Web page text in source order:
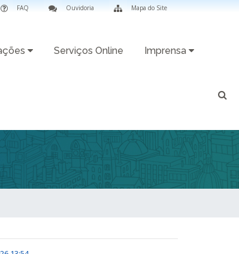
Mapa do Site
Ouvidoria
FAQ
Serviços Online Imprensa